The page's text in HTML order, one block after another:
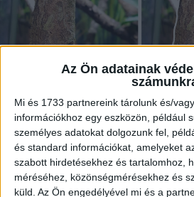
Az Ön adatainak
Mi és 1733 partnereink tárolunk és/
információkhoz egy eszközön, például
személyes adatokat dolgozunk fel,
és standard információkat, amelyeket
szabott hirdetésekhez és tartalomhoz,
méréséhez, közönségmérésekhez és
küld. Az Ön engedélyével mi és a
„Barna fodros galamb.”